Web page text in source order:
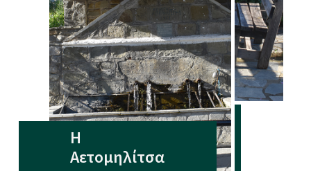
Η
Αετομηλίτσα